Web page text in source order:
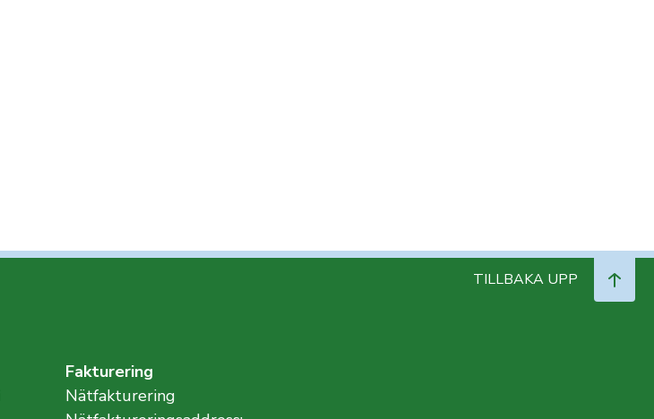
TILLBAKA UPP
Fakturering
Nätfakturering